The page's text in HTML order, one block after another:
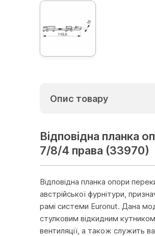
Опис товару
Відповідна планка
7/8/4 права (33970)
Відповідна планка опори
австрійської фурнітури,
рамі системи Euronut. Дана
стулковим відкидним
вентиляції, а також служить